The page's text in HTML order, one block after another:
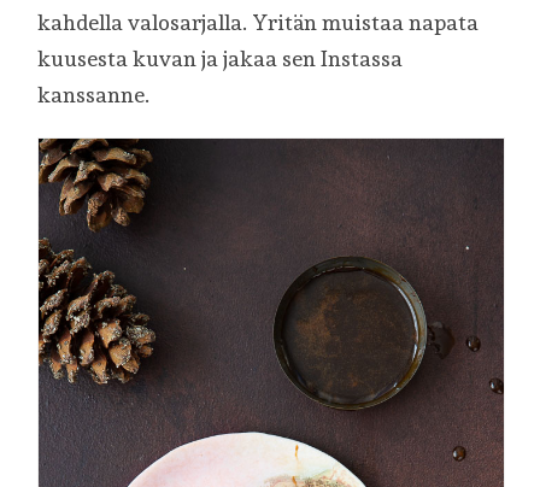
kahdella valosarjalla. Yritän muistaa napata
kuusesta kuvan ja jakaa sen Instassa
kanssanne.